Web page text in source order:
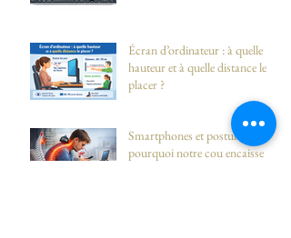
Écran d’ordinateur : à quelle
hauteur et à quelle distance le
placer ?
Smartphones et posture :
pourquoi notre cou encaisse